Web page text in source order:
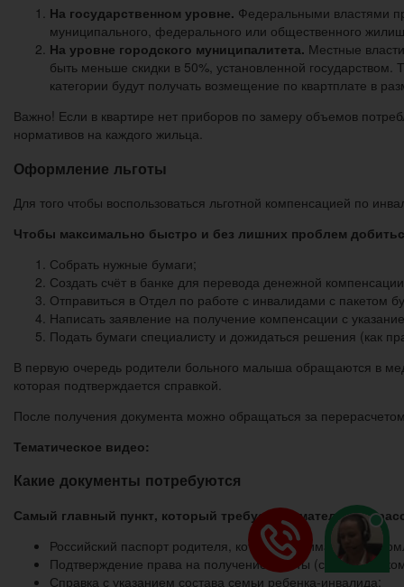
На государственном уровне. Федеральными властями
муниципального, федерального или общественного
На уровне городского муниципалитета. Местные
быть меньше скидки в 50%, установленной
категории будут получать возмещение по квартплате в
Важно! Если в квартире нет приборов по замеру объемов
нормативов на каждого жильца.
Оформление льготы
Для того чтобы воспользоваться льготной компенсацией по
Чтобы максимально быстро и без лишних проблем
Собрать нужные бумаги;
Создать счёт в банке для перевода денежной
Отправиться в Отдел по работе с инвалидами с пакетом
Написать заявление на получение компенсации с
Подать бумаги специалисту и дожидаться решения (как
В первую очередь родители больного малыша обращаются в
которая подтверждается справкой.
После получения документа можно обращаться за
Тематическое видео:
Какие документы потребуются
Самый главный пункт, который требует внимательного
Российский паспорт родителя, который занимается
Подтверждение права на получение льготы (справка от
Справка с указанием состава семьи ребенка-инвалида;